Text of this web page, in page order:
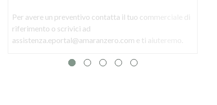
Per avere un preventivo contatta il tuo commerciale di
riferimento o scrivici ad
assistenza.eportal@amaranzero.com e ti aiuteremo.